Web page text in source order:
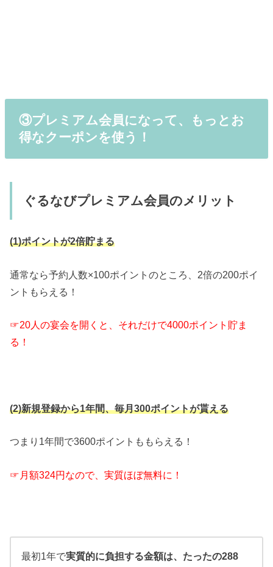
③プレミアム会員になって、もっとお
得なクーポンを使う！
ぐるなびプレミアム会員のメリット
(1)ポイントが2倍貯まる
通常なら予約人数×100ポイントのところ、2倍の200ポイ
ントもらえる！
☞20人の宴会を開くと、それだけで4000ポイント貯ま
る！
(2)新規登録から1年間、毎月300ポイントが貰える
つまり1年間で3600ポイントももらえる！
☞月額324円なので、実質ほぼ無料に！
最初1年で実質的に負担する金額は、たったの288